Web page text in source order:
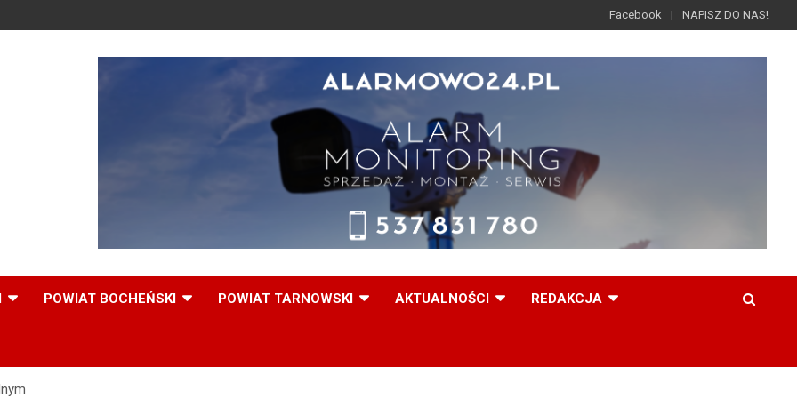
Facebook NAPISZ DO NAS!
POWIAT BOCHEŃSKI POWIAT TARNOWSKI AKTUALNOŚCI REDAKCJA